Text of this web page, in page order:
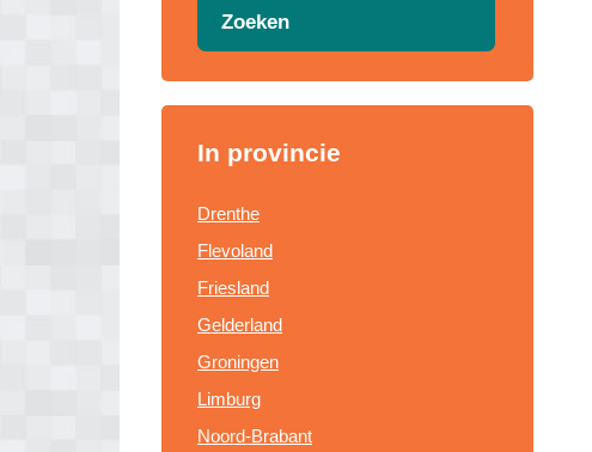
Zoeken
In provincie
Drenthe
Flevoland
Friesland
Gelderland
Groningen
Limburg
Noord-Brabant